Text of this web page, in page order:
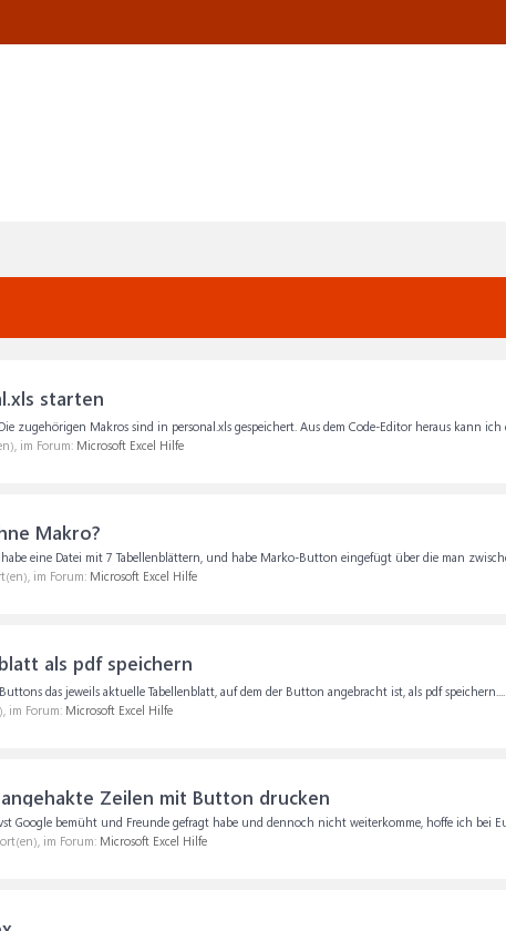
starten
zugehörigen Makros sind in personal.xls gespeichert. Aus dem Code-Editor heraus kann ich
im Forum: Microsoft Excel Hilfe
Makro?
eine Datei mit 7 Tabellenblättern, und habe Marko-Button eingefügt über die man
im Forum: Microsoft Excel Hilfe
als pdf speichern
das jeweils aktuelle Tabellenblatt, auf dem der Button angebracht ist, als pdf speichern....
im Forum: Microsoft Excel Hilfe
Zeilen mit Button drucken
Google bemüht und Freunde gefragt habe und dennoch nicht weiterkomme, hoffe ich bei
im Forum: Microsoft Excel Hilfe